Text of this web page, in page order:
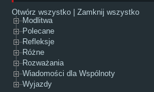
Otwórz wszystko
Zamknij wszystko
Modlitwa
Polecane
Refleksje
Różne
Rozważania
Wiadomości dla Wspólnoty
Wyjazdy